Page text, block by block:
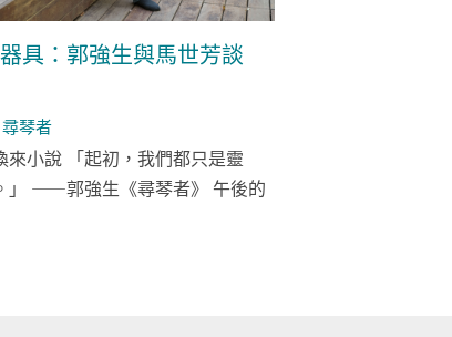
具：郭強生與馬世芳談
尋琴者
小說 「起初，我們都只是靈
」 ——郭強生《尋琴者》 午後的